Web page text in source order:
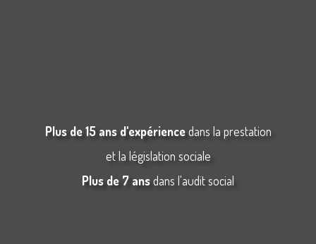
Plus de 15 ans d'expériencedans la prestation
et la législation sociale
Plus de 7 ansdans l'audit social